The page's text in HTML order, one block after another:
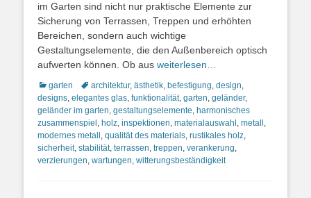
im Garten sind nicht nur praktische Elemente zur
Sicherung von Terrassen, Treppen und erhöhten
Bereichen, sondern auch wichtige
Gestaltungselemente, die den Außenbereich optisch
aufwerten können. Ob aus weiterlesen…
Kategorien
garten Schlagworte
architektur, ästhetik, befestigung, design,
designs, elegantes glas, funktionalität, garten, geländer,
geländer im garten, gestaltungselemente, harmonisches
zusammenspiel , holz, inspektionen, materialauswahl , metall ,
modernes metall , qualität des materials, rustikales holz,
sicherheit, stabilität, terrassen, treppen, verankerung,
verzierungen, wartungen, witterungsbeständigkeit